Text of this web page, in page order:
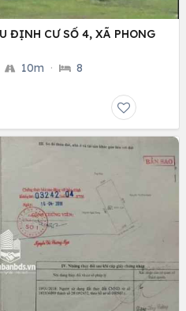
ĐỊNH CƯ SỐ 4, XÃ PHONG
10m · 8